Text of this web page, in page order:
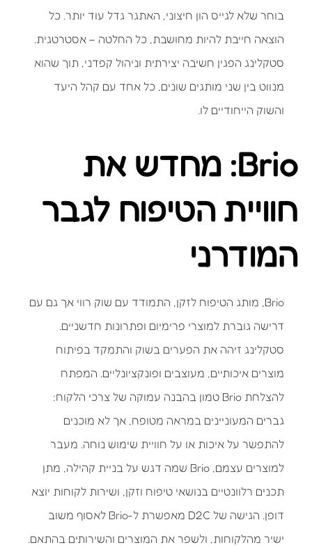
בוחר שלא לגייס הון חיצוני, האתגר גדל עוד יותר. כל
הוצאה חייבת להיות מחושבת, כל החלטה – אסטרטגית.
סטקלינג הפגין חשיבה יצירתית וניהול קפדני, תוך שהוא
מנווט בין שני מותגים שונים, כל אחד עם קהל היעד
והשוק הייחודיים לו.
Brio: מחדש את
חוויית הטיפוח לגבר
המודרני
Brio, מותג הטיפוח לזקן, התמודד עם שוק רווי אך גם עם
דרישה גוברת למוצרי פרימיום ופתרונות חדשניים.
סטקלינג זיהה את הפערים בשוק והתמקד בפיתוח
מוצרים איכותיים, מעוצבים ופונקציונליים. המפתח
להצלחת Brio טמון בהבנה עמוקה של צרכי הלקוח:
גברים המעוניינים במראה מטופח, אך לא מוכנים
להתפשר על איכות או על חוויית שימוש נוחה. מעבר
למוצרים עצמם, Brio שמה דגש על בניית קהילה, מתן
תכנים רלוונטיים בנושאי טיפוח וזקן, ושירות לקוחות יוצא
דופן. הגישה של D2C מאפשרת ל-Brio לאסוף משוב
ישיר מהלקוחות, ולשפר את המוצרים והשירותים בהתאם.